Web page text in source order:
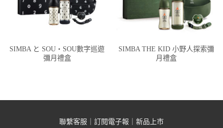
SIMBA と SOU・SOU數字巡遊
彌月禮盒
SIMBA THE KID 小野人探索彌
月禮盒
聯繫客服 訂閱電子報 新品上市